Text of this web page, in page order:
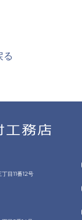
る
目11番12号